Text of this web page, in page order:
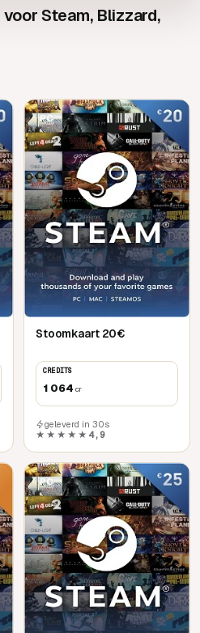
Steam, Blizzard,
PC
Stoomkaart 20€
CREDITS
1 064 cr
geleverd in 30s
★★★★★ 4,9
PC